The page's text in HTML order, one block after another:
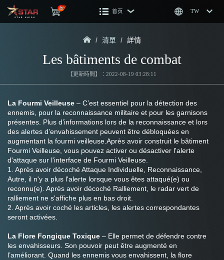
首页 TW
/ 清單 / 詳情
Les bâtiments de combat
【更新時間】：2022-08-19 03:28:11
La Fourmi Veilleuse – C’est essentiel pour la détection des
ennemis, pour la reconnaissance militaire et pour les garnisons
présentes. Plus d’informations lors de la reconnaissance et lors
des alertes d’envahissement peuvent être débloquées en
augmentant la fourmi veilleuse.Après avoir construit le bâtiment
Fourmi Veilleuse, vous pouvez activer ou désactiver l'alerte
d'attaque sur l'interface de Fourmi Veilleuse.
1. Après avoir décoché Attaque Individuelle, Reconnaissance,
Autre, il n'y a plus l'alerte lorsque vous êtes attaqué(e) ou
reconnu(e). Après avoir décoché Ralliement, le radar vert de
ralliement ne s'affiche plus en bas droit.
2. Après avoir coché les articles, les alertes correspondantes
seront activées.
La Flore Fongique Toxique – Elle permet de défendre contre
les envahisseurs. Son pouvoir peut être augmenté en
l’améliorant. Quand les ennemis vous envahissent, la flore